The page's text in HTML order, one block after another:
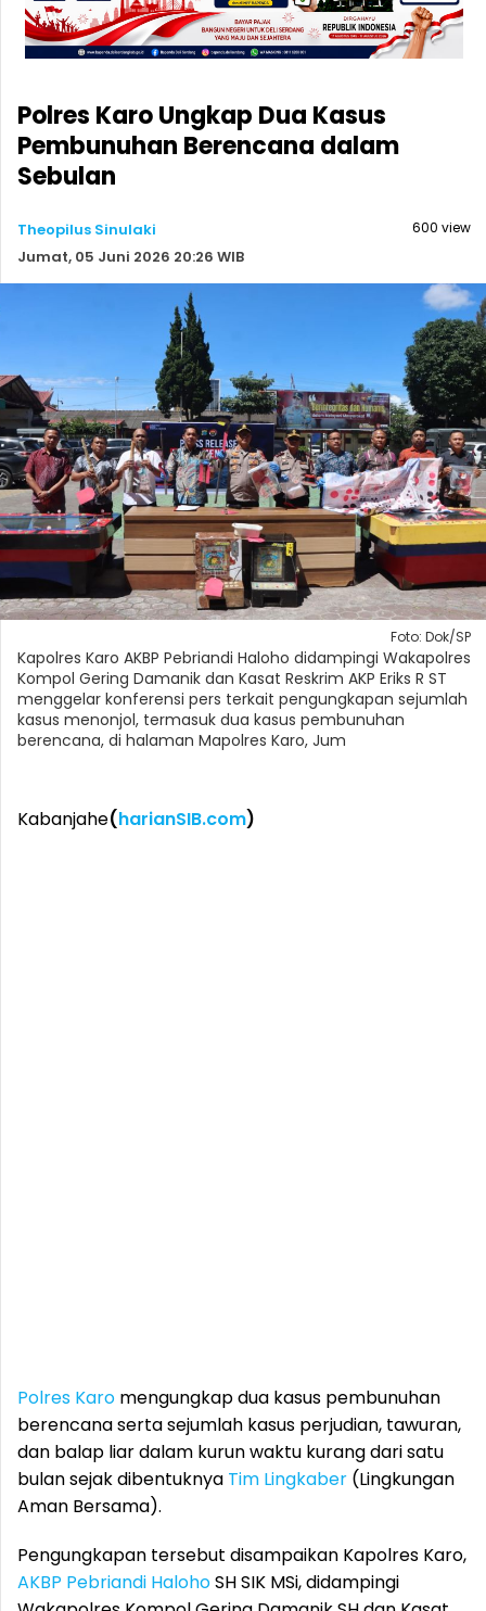
Polres Karo Ungkap Dua Kasus
Pembunuhan Berencana dalam
Sebulan
Theopilus Sinulaki
Jumat, 05 Juni 2026 20:26 WIB
600 view
Foto: Dok/SP
Kapolres Karo AKBP Pebriandi Haloho didampingi Wakapolres
Kompol Gering Damanik dan Kasat Reskrim AKP Eriks R ST
menggelar konferensi pers terkait pengungkapan sejumlah
kasus menonjol, termasuk dua kasus pembunuhan
berencana, di halaman Mapolres Karo, Jum
Kabanjahe(harianSIB.com)
Polres Karo mengungkap dua kasus pembunuhan
berencana serta sejumlah kasus perjudian, tawuran,
dan balap liar dalam kurun waktu kurang dari satu
bulan sejak dibentuknya Tim Lingkaber (Lingkungan
Aman Bersama).
Pengungkapan tersebut disampaikan Kapolres Karo,
AKBP Pebriandi HalohoSH SIK MSi, didampingi